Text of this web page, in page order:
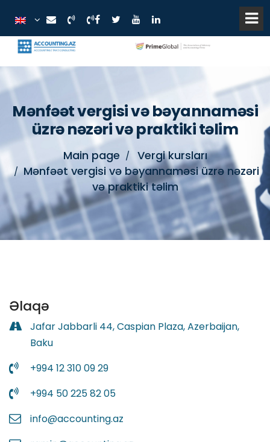
Mənfəət vergisi və bəyannaməsi
üzrə nəzəri və praktiki təlim
Main page
Vergi kursları
Mənfəət vergisi və bəyannaməsi üzrə nəzəri
və praktiki təlim
Əlaqə
Jafar Jabbarli 44, Caspian Plaza, Azerbaijan,
Baku
+994 12 310 09 29
+994 50 225 82 05
info@accounting.az